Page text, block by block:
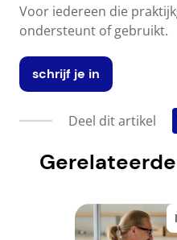
Voor iedereen die
ondersteunt of gebruikt.
schrijf je in
Deel dit artikel